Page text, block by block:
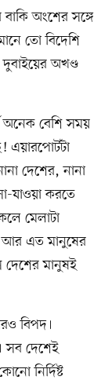
অংশের সঙ্গে
তো বিদেশি
অখণ্ড
বেশি সময়
দেশের, নানা
যাওয়া করতে
মেলাটা
আর এত মানুষের
দেশের মানুষই
বিপদ।
সব দেশেই
নির্দিষ্ট